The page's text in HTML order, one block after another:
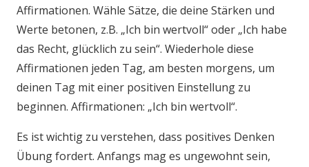
Affirmationen. Wähle Sätze, die deine Stärken und
Werte betonen, z.B. „Ich bin wertvoll“ oder „Ich habe
das Recht, glücklich zu sein“. Wiederhole diese
Affirmationen jeden Tag, am besten morgens, um
deinen Tag mit einer positiven Einstellung zu
beginnen. Affirmationen: „Ich bin wertvoll“.
Es ist wichtig zu verstehen, dass positives Denken
Übung fordert. Anfangs mag es ungewohnt sein,